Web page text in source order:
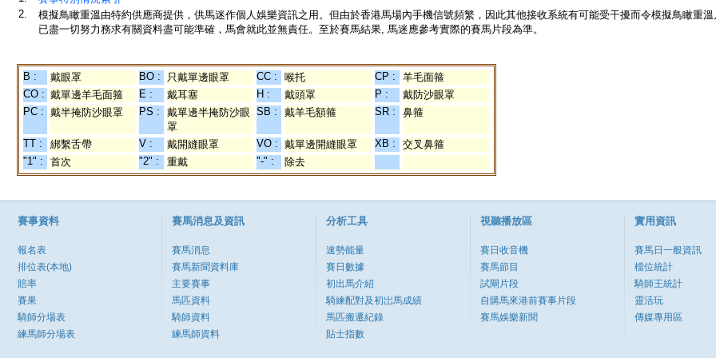
2.
模擬鳥瞰重溫由特約供應商提供，供馬迷作個人娛樂資訊之用。但由於香港馬場內手機信號頻繁，因此其他接收系統有可能受干擾而令模擬鳥瞰重
已盡一切努力務求有關資料盡可能準確，馬會就此並無責任。至於賽馬結果, 馬迷應參考實際的賽馬片段為準。
B : 戴眼罩 BO : 只戴單邊眼罩 CC : 喉托 CP :
羊毛面箍
CO : 戴單邊羊毛面箍 E : 戴耳塞 H : 戴頭罩 P :
戴防沙眼罩
PC : 戴半掩防沙眼罩 PS :
戴單邊半掩防沙眼
罩
SB : 戴羊毛額箍 SR : 鼻箍
TT : 綁繫舌帶 V : 戴開縫眼罩 VO : 戴單邊開縫眼罩 XB :
交叉鼻箍
"1" :
首次 "2" : 重戴 "-" : 除去
賽事資料
報名表
排位表(本地)
賠率
賽果
騎師分場表
練馬師分場表
賽馬消息及資訊
賽馬消息
賽馬新聞資料庫
主要賽事
馬匹資料
騎師資料
練馬師資料
分析工具
速勢能量
賽日數據
初出馬介紹
騎練配對及初岀馬成績
馬匹搬遷紀錄
貼士指數
視聽播放區
賽日收音機
賽馬節目
試閘片段
自購馬來港前賽事片段
賽馬娛樂新聞
實用資訊
賽馬日一般資訊
檔位統計
騎師王統計
靈活玩
傳媒專用區